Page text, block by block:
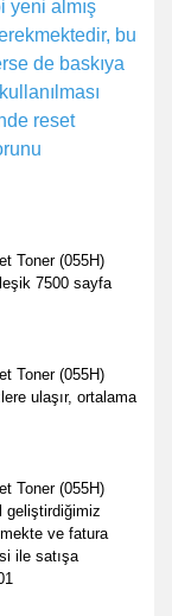
yeni almış
bu
de baskıya
reset
Toner (055H)
7500 sayfa
Toner (055H)
ulaşır, ortalama
Toner (055H)
geliştirdiğimiz
ve fatura
ile satışa